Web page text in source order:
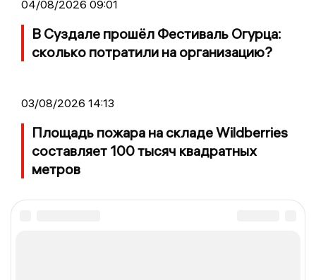
04/08/2026 09:01
В Суздале прошёл Фестиваль Огурца:
сколько потратили на организацию?
03/08/2026 14:13
Площадь пожара на складе Wildberries
составляет 100 тысяч квадратных
метров